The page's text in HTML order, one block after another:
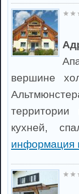
вершине
кухней,
информация